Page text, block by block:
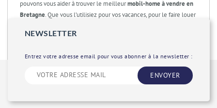
pouvons vous aider à trouver le meilleurmobil-home à vendre en
Bretagne. Que vous l’utilisiez pour vos vacances, pour le faire louer
entreprise spécialisée en
NEWSLETTER
Entrez votre adresse email pour vous abonner à la newsletter :
ENVOYER